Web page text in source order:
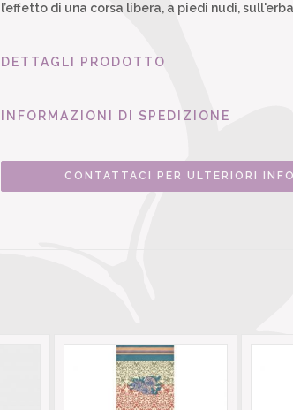
l’effetto di una corsa libera, a piedi nudi,
DETTAGLI PRODOTTO
INFORMAZIONI DI SPEDIZIONE
CONTATTACI PER ULTERIORI